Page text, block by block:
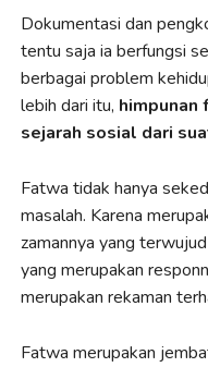
Dokumentasi dan
tentu saja ia berfungsi
berbagai problem
lebih dari itu, himpunan
sejarah sosial dari
Fatwa tidak hanya
masalah. Karena
zamannya yang
yang merupakan
merupakan rekaman
Fatwa merupakan